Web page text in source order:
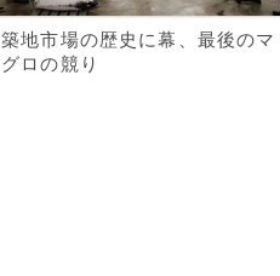
築地市場の歴史に幕、最後のマ
グロの競り